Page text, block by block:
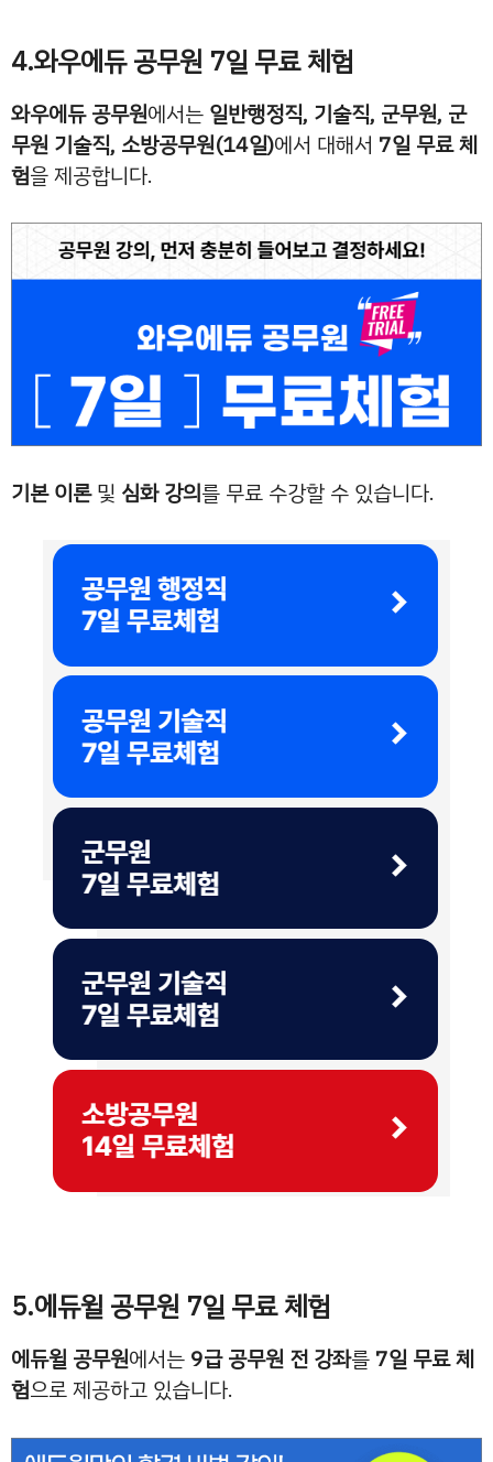
4.와우에듀 공무원 7일 무료 체험
와우에듀 공무원에서는 일반행정직, 기술직, 군무원, 군
무원 기술직, 소방공무원(14일)에서 대해서 7일 무료 체
험을 제공합니다.
기본 이론및 심화 강의를 무료 수강할 수 있습니다.
5.에듀윌 공무원 7일 무료 체험
에듀윌 공무원에서는 9급 공무원 전 강좌를 7일 무료 체
험으로 제공하고 있습니다.